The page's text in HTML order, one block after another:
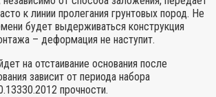
к линии пролегания грунтовых пород. Не
будет выдерживаться конструкция
– деформация не наступит.
на отстаивание основания после
зависит от периода набора
прочности.